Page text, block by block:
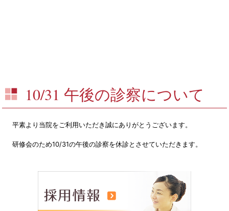
10/31 午後の診察について
平素より当院をご利用いただき誠にありがとうございます。
研修会のため10/31の午後の診察を休診とさせていただきます。